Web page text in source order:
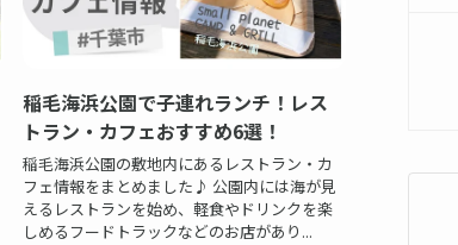
稲毛海浜公園で子連れランチ！レス
トラン・カフェおすすめ6選！
稲毛海浜公園の敷地内にあるレストラン・カ
フェ情報をまとめました♪ 公園内には海が見
えるレストランを始め、軽食やドリンクを楽
しめるフードトラックなどのお店があり...